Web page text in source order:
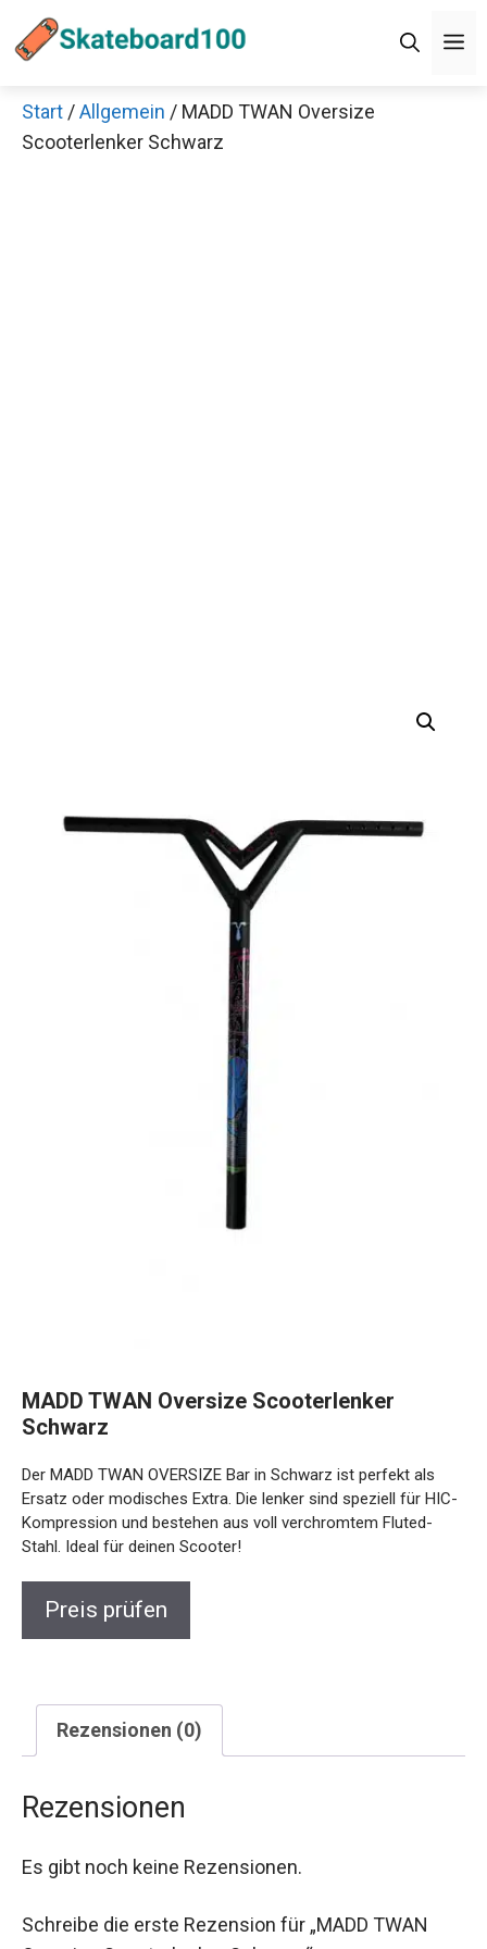
Inhalt
Start /Allgemein / MADD TWAN Oversize
Scooterlenker Schwarz
MADD TWAN Oversize Scooterlenker
Schwarz
Der MADD TWAN OVERSIZE Bar in Schwarz ist perfekt als
Ersatz oder modisches Extra. Die lenker sind speziell für HIC-
Kompression und bestehen aus voll verchromtem Fluted-
Stahl. Ideal für deinen Scooter!
Preis prüfen
Rezensionen (0)
Rezensionen
Es gibt noch keine Rezensionen.
Schreibe die erste Rezension für „MADD TWAN